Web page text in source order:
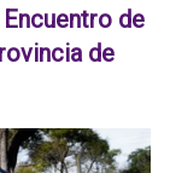
de
de